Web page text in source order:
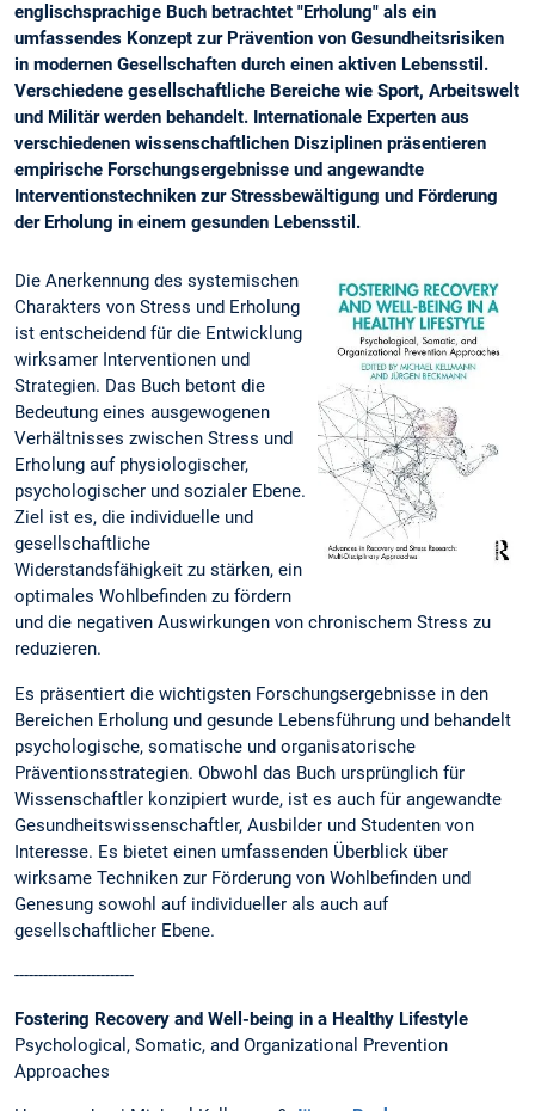
englischsprachige Buch betrachtet "Erholung" als ein
umfassendes Konzept zur Prävention von Gesundheitsrisiken
in modernen Gesellschaften durch einen aktiven Lebensstil.
Verschiedene gesellschaftliche Bereiche wie Sport, Arbeitswelt
und Militär werden behandelt. Internationale Experten aus
verschiedenen wissenschaftlichen Disziplinen präsentieren
empirische Forschungsergebnisse und angewandte
Interventionstechniken zur Stressbewältigung und Förderung
der Erholung in einem gesunden Lebensstil.
Die Anerkennung des systemischen
Charakters von Stress und Erholung
ist entscheidend für die Entwicklung
wirksamer Interventionen und
Strategien. Das Buch betont die
Bedeutung eines ausgewogenen
Verhältnisses zwischen Stress und
Erholung auf physiologischer,
psychologischer und sozialer Ebene.
Ziel ist es, die individuelle und
gesellschaftliche
Widerstandsfähigkeit zu stärken, ein
optimales Wohlbefinden zu fördern
und die negativen Auswirkungen von chronischem Stress zu
reduzieren.
Es präsentiert die wichtigsten Forschungsergebnisse in den
Bereichen Erholung und gesunde Lebensführung und behandelt
psychologische, somatische und organisatorische
Präventionsstrategien. Obwohl das Buch ursprünglich für
Wissenschaftler konzipiert wurde, ist es auch für angewandte
Gesundheitswissenschaftler, Ausbilder und Studenten von
Interesse. Es bietet einen umfassenden Überblick über
wirksame Techniken zur Förderung von Wohlbefinden und
Genesung sowohl auf individueller als auch auf
gesellschaftlicher Ebene.
-------------------------
Fostering Recovery and Well-being in a Healthy Lifestyle
Psychological, Somatic, and Organizational Prevention
Approaches